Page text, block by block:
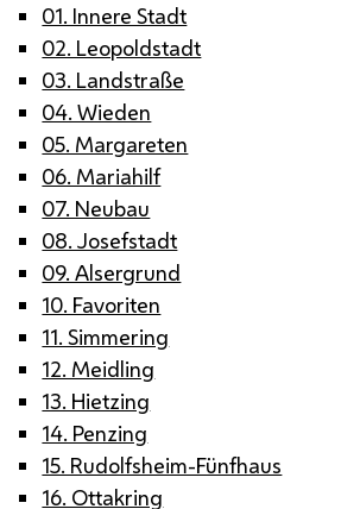
01. Innere Stadt
02. Leopoldstadt
03. Landstraße
04. Wieden
05. Margareten
06. Mariahilf
07. Neubau
08. Josefstadt
09. Alsergrund
10. Favoriten
11. Simmering
12. Meidling
13. Hietzing
14. Penzing
15. Rudolfsheim-Fünfhaus
16. Ottakring